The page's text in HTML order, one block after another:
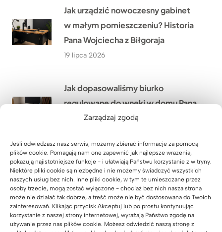
Zarządzaj zgodą
Jeśli odwiedzasz nasz serwis, możemy zbierać informacje za pomocą
plików cookie. Pomagają nam one zapewnić jak najlepsze wrażenia,
pokazują najistotniejsze funkcje - i ułatwiają Państwu korzystanie z witryny.
Niektóre pliki cookie są niezbędne i nie możemy świadczyć wszystkich
naszych usług bez nich. Inne pliki cookie, w tym te umieszczane przez
osoby trzecie, mogą zostać wyłączone - chociaż bez nich nasza strona
może nie działać tak dobrze, a treść może nie być dostosowana do Twoich
zainteresowań. Klikając przycisk Akceptuj lub po prostu kontynuując
korzystanie z naszej strony internetowej, wyrażają Państwo zgodę na
używanie przez nas plików cookie. Możesz odwiedzić naszą stronę z
Jak urządzić nowoczesny gabinet
w małym pomieszczeniu? Historia
Pana Wojciecha z Biłgoraja
19 lipca 2026
Jak dopasowaliśmy biurko
regulowane do wnęki w domu Pana
Grzegorza niedaleko Rzeszowa?
Jak stworzyliśmy duże stanowisko
pracy dla 4 osób w firmie WOMAR
HVAC w Krakowie?
17 lipca 2026